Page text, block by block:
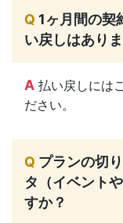
Q 1ヶ月間の契
い戻しはあり
A 払い戻しには
ださい。
Q プランの切
タ（イベント
すか？